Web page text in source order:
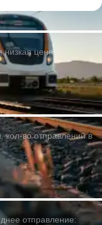
низкая цена:
кол-во отправлений в
отправление: